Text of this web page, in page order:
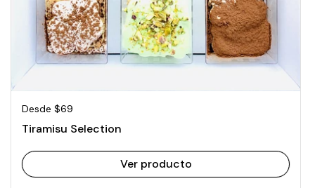
Precio normal
Desde $69
Tiramisu Selection
Ver producto